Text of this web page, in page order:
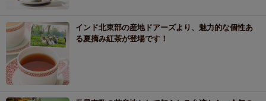
インド北東部の産地ドアーズより、魅力的な個性あ
る夏摘み紅茶が登場です！